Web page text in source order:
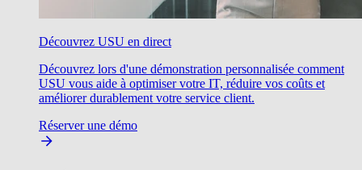
Découvrez USU en direct
Découvrez lors d'une démonstration personnalisée comment
USU vous aide à optimiser votre IT, réduire vos coûts et
améliorer durablement votre service client.
Réserver une démo